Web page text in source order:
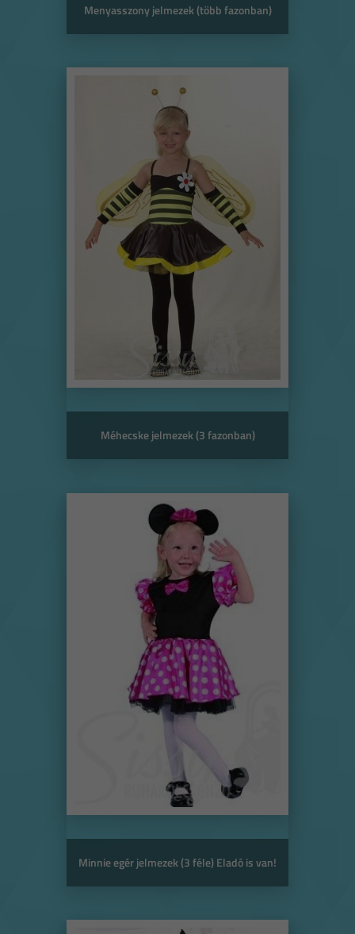
Menyasszony jelmezek (több fazonban)
Méhecske jelmezek (3 fazonban)
Minnie egér jelmezek (3 féle) Eladó is van!